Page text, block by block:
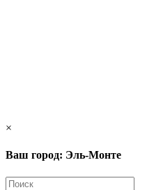
×
Ваш город: Эль-Монте